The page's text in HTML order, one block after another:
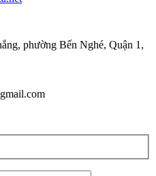
phường Bến Nghé, Quận 1,